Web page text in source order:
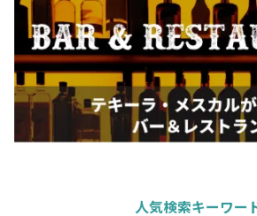
人気検索キーワー